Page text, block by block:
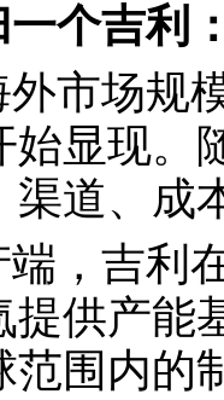
一个吉利
外市场规
始显现。
渠道、成
端，吉利
提供产能
范围内的